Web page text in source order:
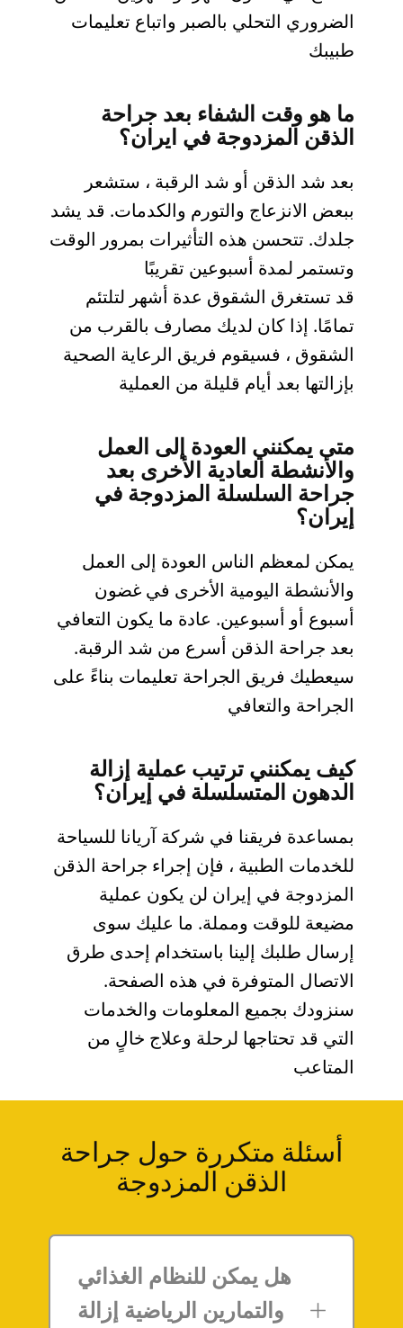
الضروري التحلي بالصبر واتباع تعليمات
طبيبك
ما هو وقت الشفاء بعد جراحة
الذقن المزدوجة في ايران؟
بعد شد الذقن أو شد الرقبة ، ستشعر
ببعض الانزعاج والتورم والكدمات. قد يشد
جلدك. تتحسن هذه التأثيرات بمرور الوقت
وتستمر لمدة أسبوعين تقريبًا
قد تستغرق الشقوق عدة أشهر لتلتئم
تمامًا. إذا كان لديك مصارف بالقرب من
الشقوق ، فسيقوم فريق الرعاية الصحية
بإزالتها بعد أيام قليلة من العملية
متى يمكنني العودة إلى العمل
والأنشطة العادية الأخرى بعد
جراحة السلسلة المزدوجة في
إيران؟
يمكن لمعظم الناس العودة إلى العمل
والأنشطة اليومية الأخرى في غضون
أسبوع أو أسبوعين. عادة ما يكون التعافي
بعد جراحة الذقن أسرع من شد الرقبة.
سيعطيك فريق الجراحة تعليمات بناءً على
الجراحة والتعافي
كيف يمكنني ترتيب عملية إزالة
الدهون المتسلسلة في إيران؟
بمساعدة فريقنا في شرکة آريانا للسياحة
للخدمات الطبية ، فإن إجراء جراحة الذقن
المزدوجة في إيران لن يكون عملية
مضيعة للوقت ومملة. ما عليك سوى
إرسال طلبك إلينا باستخدام إحدى طرق
الاتصال المتوفرة في هذه الصفحة.
سنزودك بجميع المعلومات والخدمات
التي قد تحتاجها لرحلة وعلاج خالٍ من
المتاعب
أسئلة متكررة حول جراحة
الذقن المزدوجة
هل يمكن للنظام الغذائي
والتمارين الرياضية إزالة